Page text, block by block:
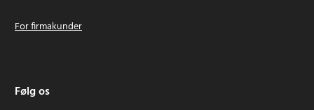
For firmakunder
Følg os